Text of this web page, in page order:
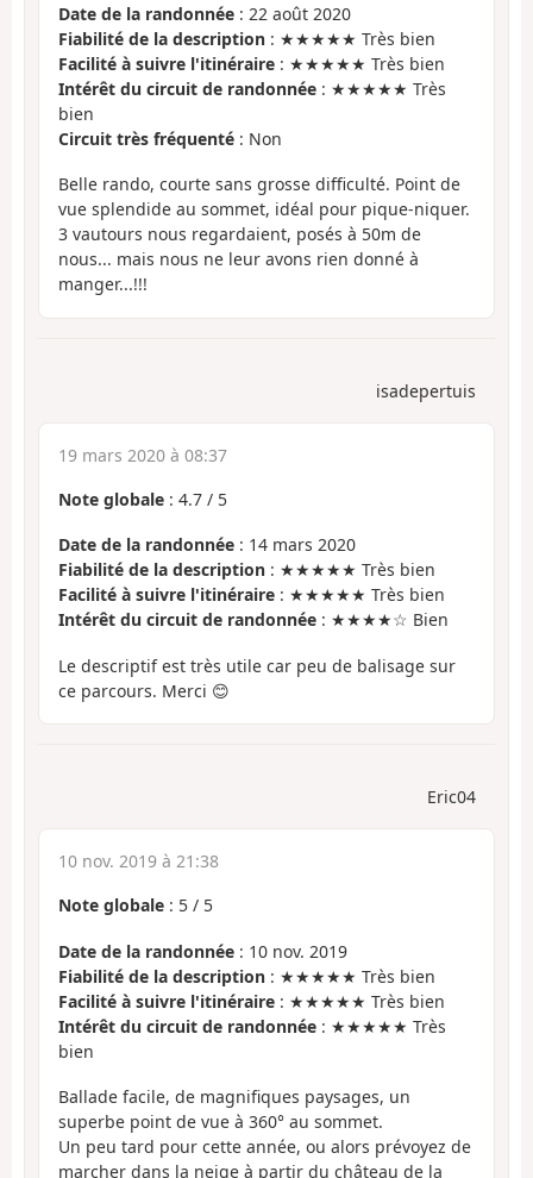
Date de la randonnée : 22 août 2020
Fiabilité de la description : ★★★★★ Très bien
Facilité à suivre l'itinéraire : ★★★★★ Très bien
Intérêt du circuit de randonnée : ★★★★★ Très
bien
Circuit très fréquenté : Non
Belle rando, courte sans grosse difficulté. Point de
vue splendide au sommet, idéal pour pique-niquer.
3 vautours nous regardaient, posés à 50m de
nous... mais nous ne leur avons rien donné à
manger...!!!
isadepertuis
19 mars 2020 à 08:37
Note globale : 4.7 / 5
Date de la randonnée : 14 mars 2020
Fiabilité de la description : ★★★★★ Très bien
Facilité à suivre l'itinéraire : ★★★★★ Très bien
Intérêt du circuit de randonnée : ★★★★☆ Bien
Le descriptif est très utile car peu de balisage sur
ce parcours. Merci 😊
Eric04
10 nov. 2019 à 21:38
Note globale : 5 / 5
Date de la randonnée : 10 nov. 2019
Fiabilité de la description : ★★★★★ Très bien
Facilité à suivre l'itinéraire : ★★★★★ Très bien
Intérêt du circuit de randonnée : ★★★★★ Très
bien
Ballade facile, de magnifiques paysages, un
superbe point de vue à 360° au sommet.
Un peu tard pour cette année, ou alors prévoyez de
marcher dans la neige à partir du château de la